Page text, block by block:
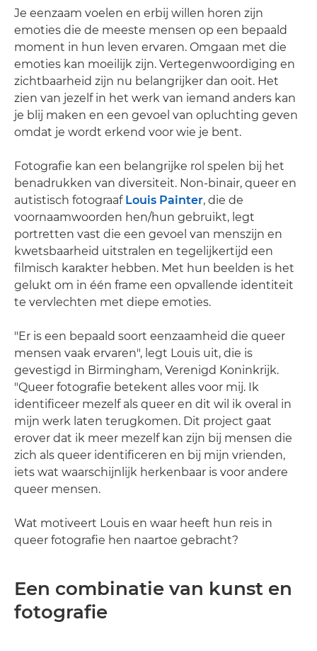
Je eenzaam voelen en erbij willen horen zijn
emoties die de meeste mensen op een bepaald
moment in hun leven ervaren. Omgaan met die
emoties kan moeilijk zijn. Vertegenwoordiging en
zichtbaarheid zijn nu belangrijker dan ooit. Het
zien van jezelf in het werk van iemand anders kan
je blij maken en een gevoel van opluchting geven
omdat je wordt erkend voor wie je bent.
Fotografie kan een belangrijke rol spelen bij het
benadrukken van diversiteit. Non-binair, queer en
autistisch fotograaf Louis Painter, die de
voornaamwoorden hen/hun gebruikt, legt
portretten vast die een gevoel van menszijn en
kwetsbaarheid uitstralen en tegelijkertijd een
filmisch karakter hebben. Met hun beelden is het
gelukt om in één frame een opvallende identiteit
te vervlechten met diepe emoties.
"Er is een bepaald soort eenzaamheid die queer
mensen vaak ervaren", legt Louis uit, die is
gevestigd in Birmingham, Verenigd Koninkrijk.
"Queer fotografie betekent alles voor mij. Ik
identificeer mezelf als queer en dit wil ik overal in
mijn werk laten terugkomen. Dit project gaat
erover dat ik meer mezelf kan zijn bij mensen die
zich als queer identificeren en bij mijn vrienden,
iets wat waarschijnlijk herkenbaar is voor andere
queer mensen.
Wat motiveert Louis en waar heeft hun reis in
queer fotografie hen naartoe gebracht?
Een combinatie van kunst en
fotografie